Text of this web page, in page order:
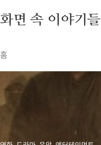
화면 속 이야기들
홈